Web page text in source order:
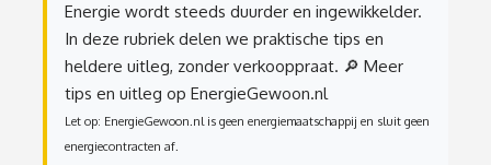
Energie wordt steeds duurder en ingewikkelder.
In deze rubriek delen we praktische tips en
heldere uitleg, zonder verkooppraat. 🔎 Meer
tips en uitleg op EnergieGewoon.nl
Let op: EnergieGewoon.nl is geen energiemaatschappij en sluit geen
energiecontracten af.